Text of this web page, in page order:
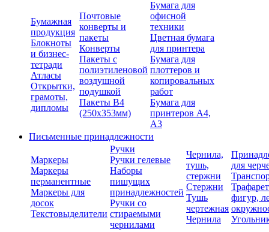
Бумажная
продукция
Блокноты
и бизнес-
тетради
Атласы
Открытки,
грамоты,
дипломы
Почтовые
конверты и
пакеты
Конверты
Пакеты с
полиэтиленовой
воздушной
подушкой
Пакеты В4
(250х353мм)
Бумага для
офисной
техники
Цветная бумага
для принтера
Бумага для
плоттеров и
копировальных
работ
Бумага для
принтеров А4,
А3
Письменные принадлежности
Маркеры
Маркеры
перманентные
Маркеры для
досок
Текстовыделители
Ручки
Ручки гелевые
Наборы
пишущих
принадлежностей
Ручки со
стираемыми
чернилами
Чернила,
тушь,
стержни
Стержни
Тушь
чертежная
Чернила
для
фигур,